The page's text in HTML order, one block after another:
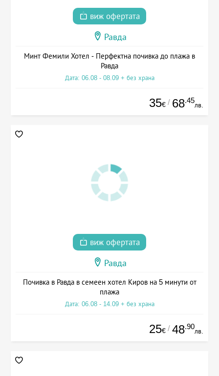
виж офертата
Равда
Минт Фемили Хотел - Перфектна почивка до плажа в
Равда
Дата: 06.08 - 08.09 + без храна
35€ / 68.45
лв.
виж офертата
Равда
Почивка в Равда в семеен хотел Киров на 5 минути от
плажа
Дата: 06.08 - 14.09 + без храна
25€ / 48.90
лв.